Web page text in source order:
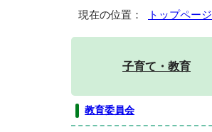
現在の位置： トップページ
子育て・教育
教育委員会